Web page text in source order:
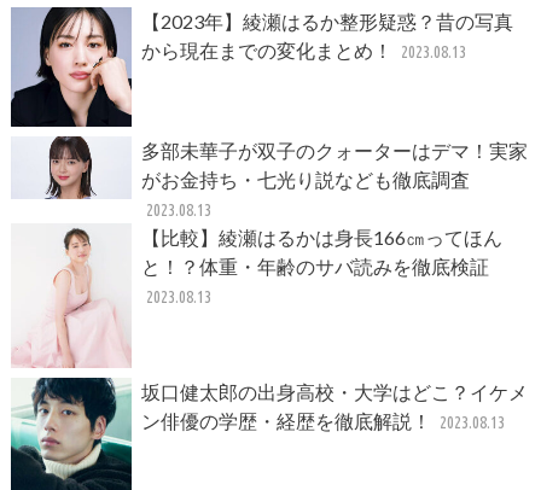
【2023年】綾瀬はるか整形疑惑？昔の写真
から現在までの変化まとめ！
2023.08.13
多部未華子が双子のクォーターはデマ！実家
がお金持ち・七光り説なども徹底調査
2023.08.13
【比較】綾瀬はるかは身長166㎝ってほん
と！？体重・年齢のサバ読みを徹底検証
2023.08.13
坂口健太郎の出身高校・大学はどこ？イケメ
ン俳優の学歴・経歴を徹底解説！
2023.08.13